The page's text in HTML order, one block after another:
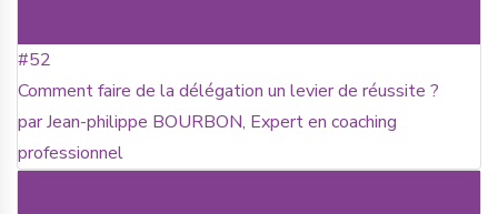
#52
Comment faire de la délégation un levier de réussite ?
par Jean-philippe BOURBON, Expert en coaching
professionnel